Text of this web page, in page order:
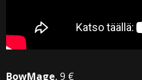
BowMage, 9 €